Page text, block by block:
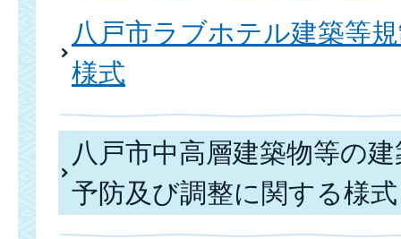
八戸市ラブホテル建築等
様式
八戸市中高層建築物等の
予防及び調整に関する様式